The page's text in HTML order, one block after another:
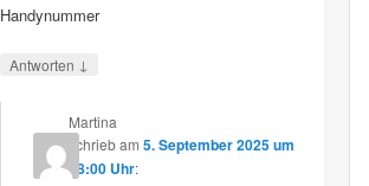
Handynummer
Antworten ↓
Martina
schriebam 5. September 2025 um
18:00 Uhr: